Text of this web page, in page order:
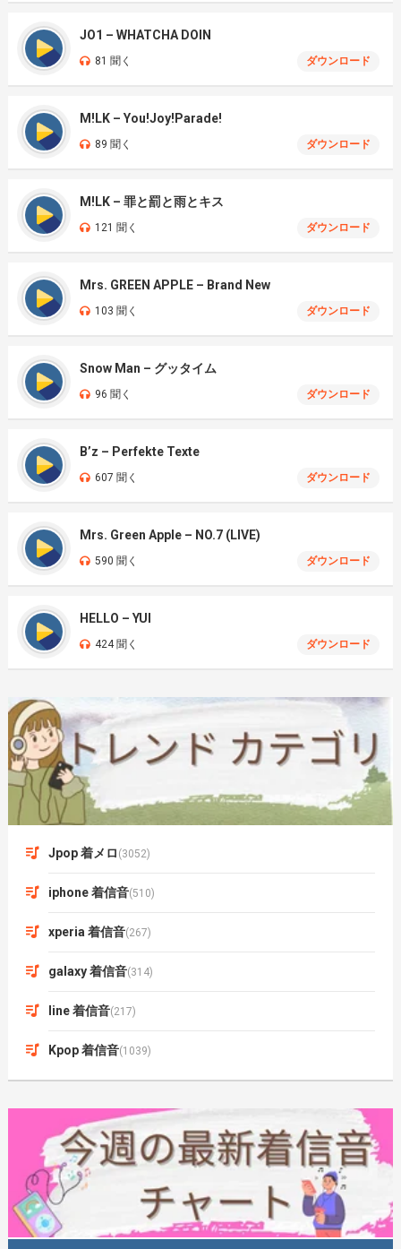
JO1 – WHATCHA DOIN
81 聞く ダウンロード
M!LK – You!Joy!Parade!
89 聞く ダウンロード
M!LK – 罪と罰と雨とキス
121 聞く ダウンロード
Mrs. GREEN APPLE – Brand New
103 聞く ダウンロード
Snow Man – グッタイム
96 聞く ダウンロード
B’z – Perfekte Texte
607 聞く ダウンロード
Mrs. Green Apple – NO.7 (LIVE)
590 聞く ダウンロード
HELLO – YUI
424 聞く ダウンロード
Jpop 着メロ (3052)
iphone 着信音(510)
xperia 着信音(267)
galaxy 着信音(314)
line 着信音(217)
Kpop 着信音(1039)